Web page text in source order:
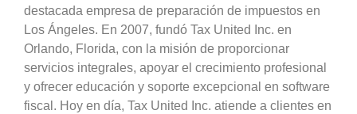
destacada empresa de preparación de impuestos en
Los Ángeles. En 2007, fundó Tax United Inc. en
Orlando, Florida, con la misión de proporcionar
servicios integrales, apoyar el crecimiento profesional
y ofrecer educación y soporte excepcional en software
fiscal. Hoy en día, Tax United Inc. atiende a clientes en